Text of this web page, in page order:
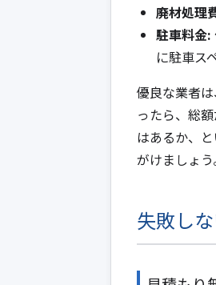
廃材処理
駐車料金:
に駐車ス
優良な業者
ったら、総
はあるか、
がけましょう
失敗し